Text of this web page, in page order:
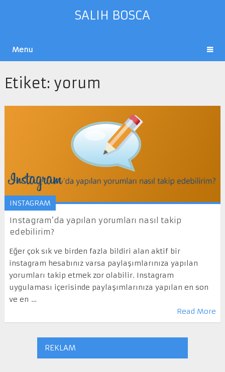
SALIH BOSCA
Menu
Etiket: yorum
INSTAGRAM
Instagram’da yapılan yorumları nasıl takip
edebilirim?
Eğer çok sık ve birden fazla bildiri alan aktif bir
instagram hesabınız varsa paylaşımlarınıza yapılan
yorumları takip etmek zor olabilir. Instagram
uygulaması içerisinde paylaşımlarınıza yapılan en son
ve en …
Read More
REKLAM